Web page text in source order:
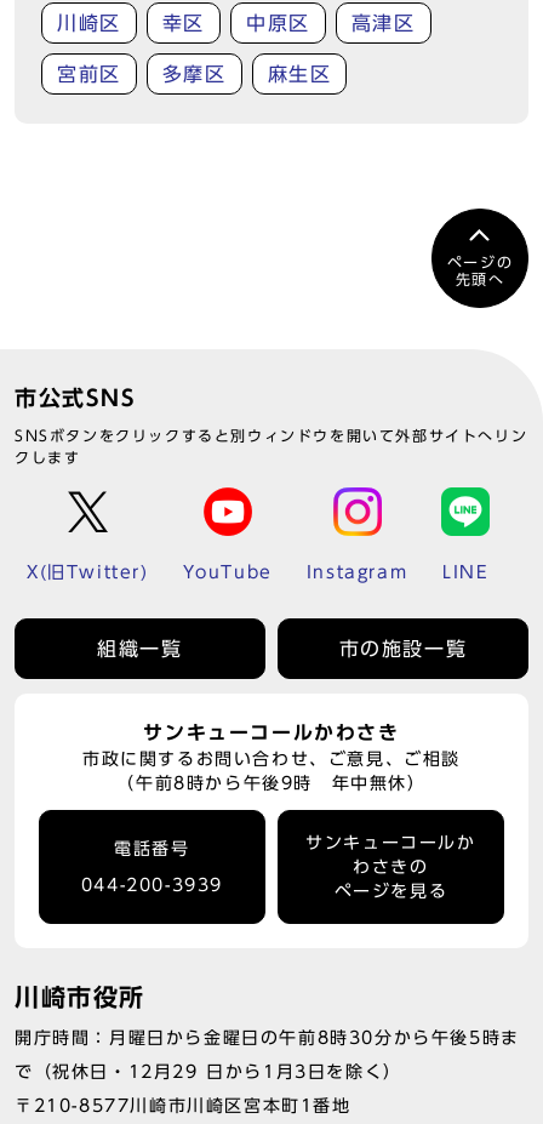
川崎区 幸区 中原区 高津区
宮前区 多摩区 麻生区
ページの
先頭へ
市公式SNS
SNSボタンをクリックすると別ウィンドウを開いて外部サイトへリン
クします
X(旧Twitter) YouTube Instagram LINE
組織一覧 市の施設一覧
サンキューコールかわさき
市政に関するお問い合わせ、ご意見、ご相談
（午前8時から午後9時 年中無休）
電話番号
044-200-3939
サンキューコールか
わさきの
ページを見る
川崎市役所
開庁時間：月曜日から金曜日の午前8時30分から午後5時ま
で（祝休日・12月29 日から1月3日を除く）
〒210-8577川崎市川崎区宮本町1番地